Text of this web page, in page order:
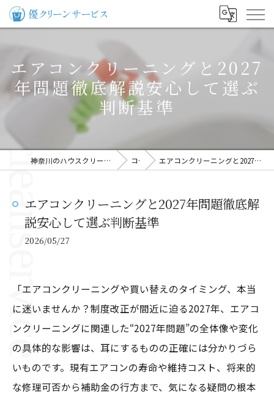
エアコンクリーニングと2027
年問題徹底解説安心して選ぶ
判断基準
神奈川のハウスクリーニングなら優クリーンサービス コラム エアコンクリーニングと2027年問題徹底解説安心して選ぶ判断基準
エアコンクリーニングと2027年問題徹底解
説安心して選ぶ判断基準
2026/05/27
「エアコンクリーニングや買い替えのタイミング、本当
に迷いませんか？制度改正が間近に迫る2027年、エアコ
ンクリーニングに関連した“2027年問題”の全体像や変化
の具体的な影響は、耳にするものの正確には分かりづら
いものです。現有エアコンの寿命や維持コスト、将来的
な修理可否から補助金の行方まで、気になる疑問の根本